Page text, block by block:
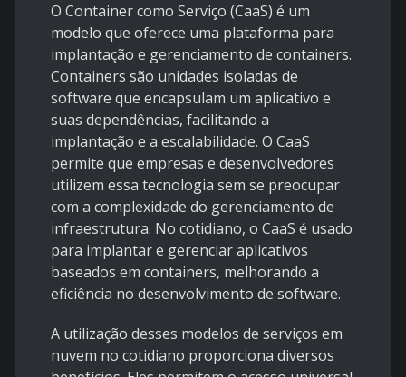
O Container como Serviço (CaaS) é um
modelo que oferece uma plataforma para
implantação e gerenciamento de containers.
Containers são unidades isoladas de
software que encapsulam um aplicativo e
suas dependências, facilitando a
implantação e a escalabilidade. O CaaS
permite que empresas e desenvolvedores
utilizem essa tecnologia sem se preocupar
com a complexidade do gerenciamento de
infraestrutura. No cotidiano, o CaaS é usado
para implantar e gerenciar aplicativos
baseados em containers, melhorando a
eficiência no desenvolvimento de software.
A utilização desses modelos de serviços em
nuvem no cotidiano proporciona diversos